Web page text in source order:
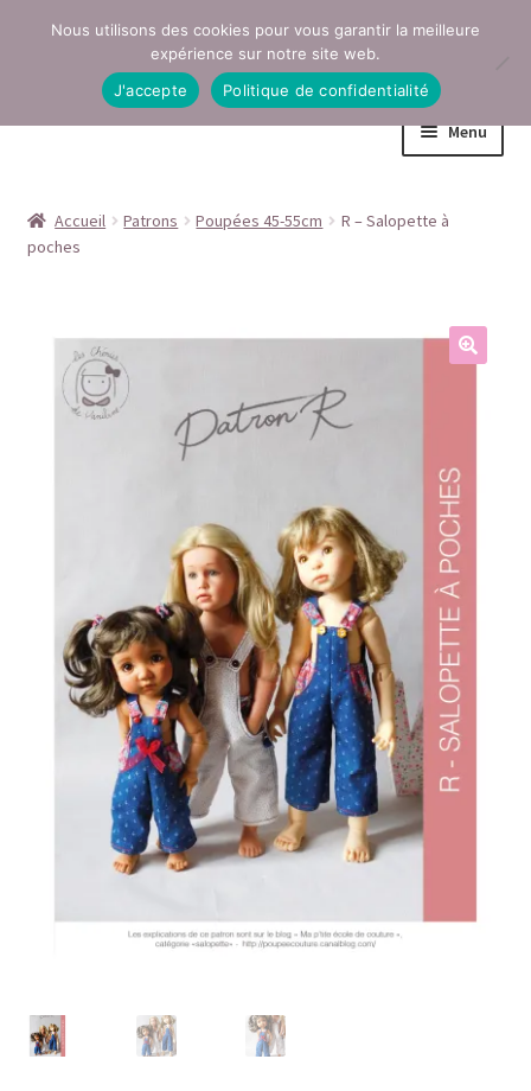
Aller
navigation
Aller
Menu
Conditions générales de vente
Mentions légales
Politique de confidentialité
Politique de cookies (UE)
Validation de la commande
Accueil Patrons Poupées 45-55cm
R – Salopette à
poches
Nous utilisons des cookies pour vous garantir la meilleure
expérience sur notre site web.
J'accepte
Politique de confidentialité